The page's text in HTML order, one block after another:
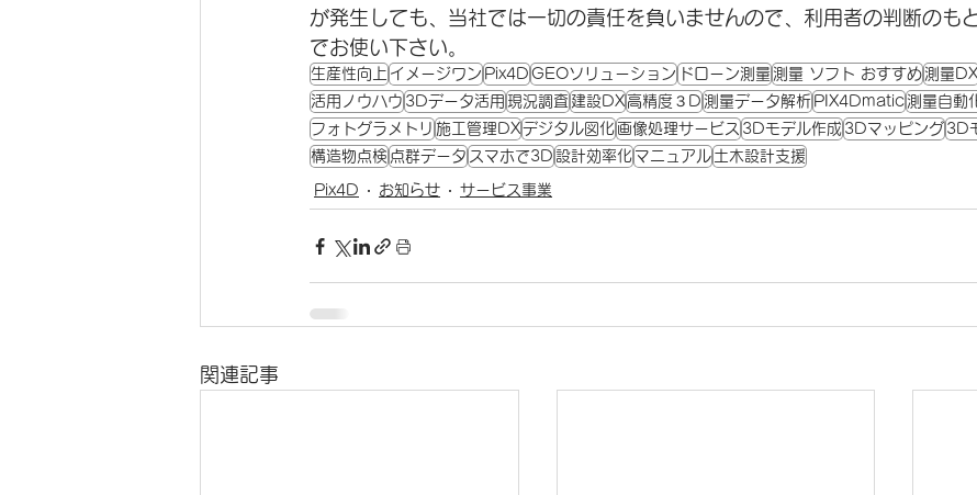
が発生しても、当社では一切の責任を負いませんので、利用者の判断のも
でお使い下さい。
生産性向上 イメージワン Pix4D GEOソリューション ドローン測量 測量 ソフト おすすめ 測量DX
活用ノウハウ 3Dデータ活用 現況調査 建設DX 高精度３D 測量データ解析 PIX4Dmatic 測量自動
フォトグラメトリ 施工管理DXデジタル図化 画像処理サービス 3Dモデル作成 3Dマッピング 3D
構造物点検 点群データ スマホで3D 設計効率化 マニュアル 土木設計支援
Pix4D お知らせ サービス事業
関連記事